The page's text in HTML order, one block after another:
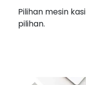
Pilihan mesin
pilihan.